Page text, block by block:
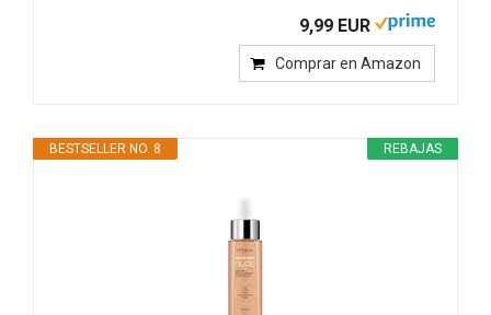
9,99 EUR
Comprar en Amazon
REBAJAS
BESTSELLER NO. 8